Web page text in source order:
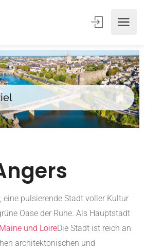
eine pulsierende Stadt voller Kultur
Oase der Ruhe. Als Hauptstadt
Maine und LoireDie Stadt ist reich an
architektonischen und